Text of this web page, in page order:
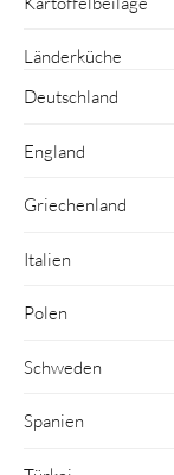
Länderküche
Deutschland
England
Griechenland
Italien
Polen
Schweden
Spanien